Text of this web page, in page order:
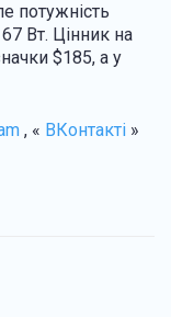
потужність
Вт. Цінник на
$185, а у
, « ВКонтакті »